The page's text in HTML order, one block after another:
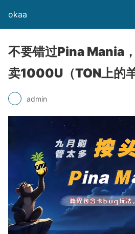
okaa
不要错过Pina Mania
卖1000U（TON上的羊
admin